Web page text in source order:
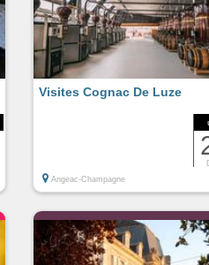
Visites Cognac De Luze
Angeac-Champagne